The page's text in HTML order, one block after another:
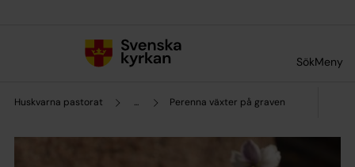
SökMeny
Huskvarna pastorat ... Perenna växter på graven